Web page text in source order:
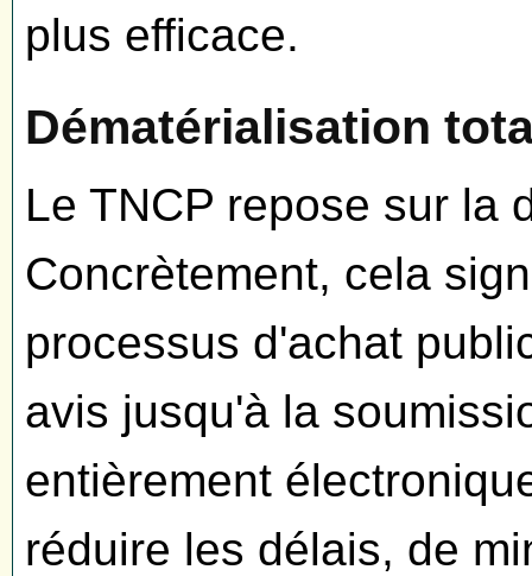
plus efficace.
Dématérialisation
Le TNCP repose sur la
Concrètement, cela
processus d'achat
avis jusqu'à la
entièrement
réduire les délais, de